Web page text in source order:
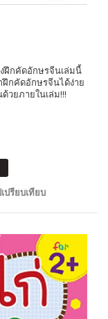
ฝึกคัดอักษรจีนเล่มนี้
ฝึกคัดอักษรจีนได้ง่าย
วยภายในเล่ม!!!
ปรียบเทียบ